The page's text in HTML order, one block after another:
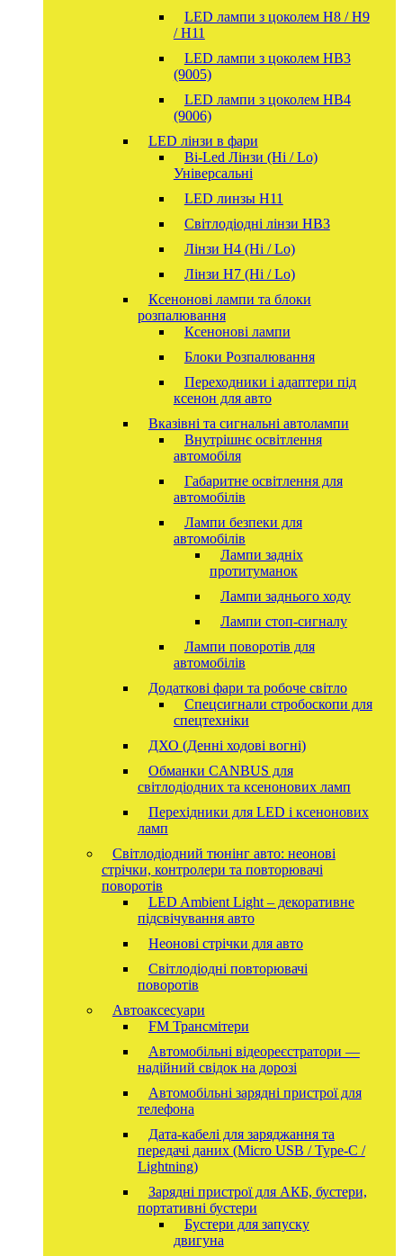
LED лампи з цоколем H8 / H9
/ H11
LED лампи з цоколем HB3
(9005)
LED лампи з цоколем HB4
(9006)
LED лінзи в фари
Bi-Led Лінзи (Hi / Lo)
Універсальні
LED линзы H11
Світлодіодні лінзи HB3
Лінзи Н4 (Hi / Lo)
Лінзи Н7 (Hi / Lo)
Ксенонові лампи та блоки
розпалювання
Ксенонові лампи
Блоки Розпалювання
Переходники і адаптери під
ксенон для авто
Вказівні та сигнальні автолампи
Внутрішнє освітлення
автомобіля
Габаритне освітлення для
автомобілів
Лампи безпеки для
автомобілів
Лампи задніх
протитуманок
Лампи заднього ходу
Лампи стоп-сигналу
Лампи поворотів для
автомобілів
Додаткові фари та робоче світло
Спецсигнали стробоскопи для
спецтехніки
ДХО (Денні ходові вогні)
Обманки CANBUS для
світлодіодних та ксенонових ламп
Перехідники для LED і ксенонових
ламп
Світлодіодний тюнінг авто: неонові
стрічки, контролери та повторювачі
поворотів
LED Ambient Light – декоративне
підсвічування авто
Неонові стрічки для авто
Світлодіодні повторювачі
поворотів
Автоаксесуари
FM Трансмітери
Автомобільні відеореєстратори —
надійний свідок на дорозі
Автомобільні зарядні пристрої для
телефона
Дата-кабелі для заряджання та
передачі даних (Micro USB / Type-C /
Lightning)
Зарядні пристрої для АКБ, бустери,
портативні бустери
Бустери для запуску
двигуна